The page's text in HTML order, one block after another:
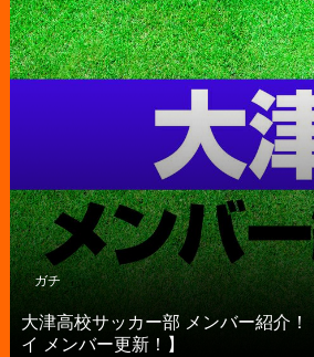
ガチ
大津高校サッカー部 メンバー紹介
イ メンバー更新！】